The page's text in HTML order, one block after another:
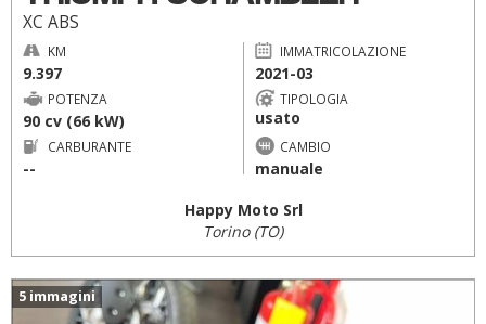
XC ABS
KM
9.397
IMMATRICOLAZIONE
2021-03
POTENZA
90 cv (66 kW)
TIPOLOGIA
usato
CARBURANTE
--
CAMBIO
manuale
Happy Moto Srl
Torino (TO)
5 immagini